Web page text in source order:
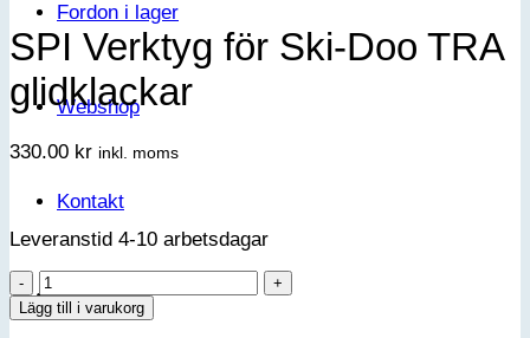
Fordon i lager
Webshop
Kontakt
VIP-klubb
SPI Verktyg för Ski-Doo TRA
glidklackar
330.00 kr inkl. moms
Leveranstid 4-10 arbetsdagar
SPI
Verktyg
Lägg till i varukorg